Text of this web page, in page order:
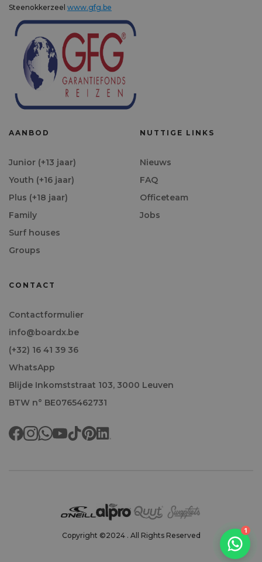
Steenokkerzeel www.gfg.be
AANBOD
Junior (+13 jaar)
Youth (+16 jaar)
Plus (+18 jaar)
Family
Surf houses
Groups
NUTTIGE LINKS
Nieuws
FAQ
Officeteam
Jobs
CONTACT
Contactformulier
info@boardx.be
(+32) 16 41 39 36
WhatsApp
Blijde Inkomststraat 103, 3000 Leuven
BTW n° BE0765462731
Copyright ©2024 . All Rights Reserved
1
Welkom!